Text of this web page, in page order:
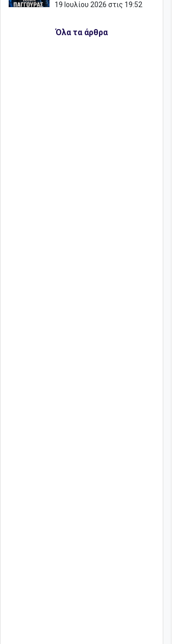
19 Ιουλίου 2026 στις 19:52
Όλα τα άρθρα